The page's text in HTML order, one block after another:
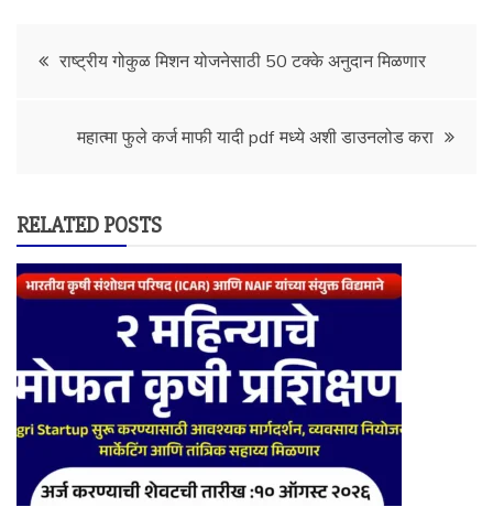
Postराष्ट्रीय गोकुळ मिशन योजनेसाठी 50 टक्के अनुदान मिळणार
महात्मा फुले कर्ज माफी यादी pdf मध्ये अशी डाउनलोड करा
RELATED POSTS